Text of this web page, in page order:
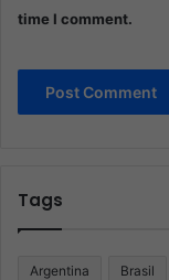
time I comment.
Tags
Argentina Brasil